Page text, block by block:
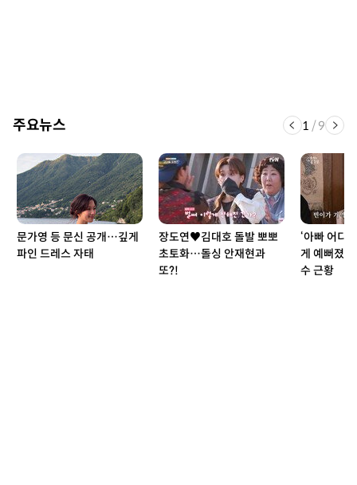
주요뉴스 1 /9
문가영 등 문신 공개…깊게
파인 드레스 자태
장도연♥김대호 돌발 뽀뽀
초토화…돌싱 안재현과
또?!
‘아빠 어디
게 예뻐졌
수 근황